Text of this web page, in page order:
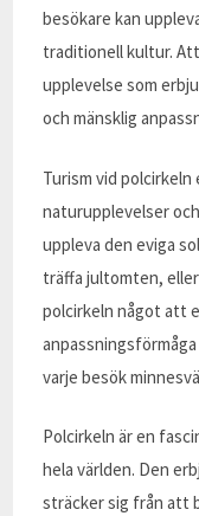
besökare kan
traditionell kultur.
upplevelse som
och mänsklig
Turism vid
naturupplevelser
uppleva den eviga
träffa jultomten,
polcirkeln något att
varje besök
Polcirkeln är en
hela världen. Den
sträcker sig från att